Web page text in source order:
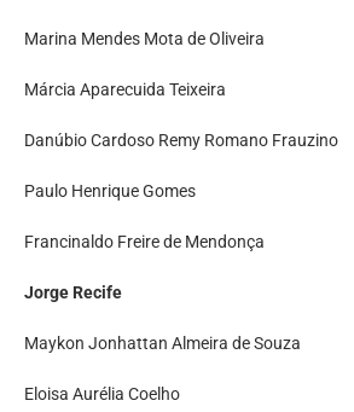
Marina Mendes Mota de Oliveira
Márcia Aparecuida Teixeira
Danúbio Cardoso Remy Romano Frauzino
Paulo Henrique Gomes
Francinaldo Freire de Mendonça
Jorge Recife
Maykon Jonhattan Almeira de Souza
Eloisa Aurélia Coelho